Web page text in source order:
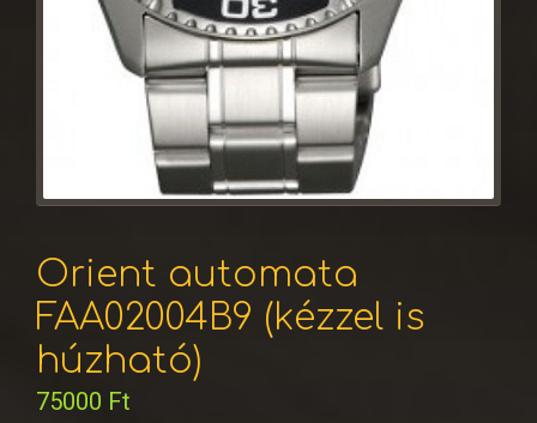
Orient automata
FAA02004B9 (kézzel is
húzható)
75000 Ft